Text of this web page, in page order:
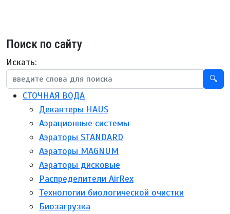
Поиск по сайту
Искать:
🔍
СТОЧНАЯ ВОДА
Декантеры HAUS
Аэрационные системы
Аэраторы STANDARD
Аэраторы MAGNUM
Аэраторы дисковые
Распределители AirRex
Технологии биологической очистки
Биозагрузка